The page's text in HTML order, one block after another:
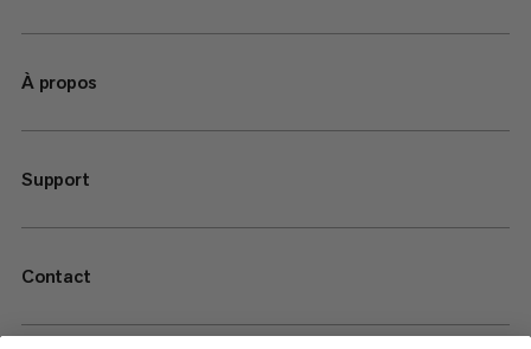
À propos
Support
Contact